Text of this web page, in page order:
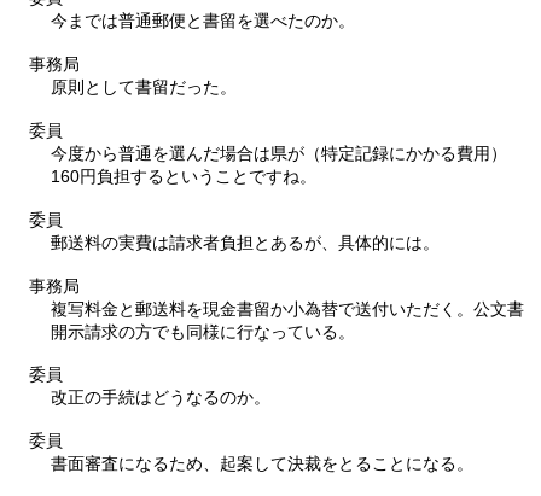
今までは普通郵便と書留を選べたのか。
事務局
原則として書留だった。
委員
今度から普通を選んだ場合は県が（特定記録にかかる費用）
160円負担するということですね。
委員
郵送料の実費は請求者負担とあるが、具体的には。
事務局
複写料金と郵送料を現金書留か小為替で送付いただく。公文書
開示請求の方でも同様に行なっている。
委員
改正の手続はどうなるのか。
委員
書面審査になるため、起案して決裁をとることになる。